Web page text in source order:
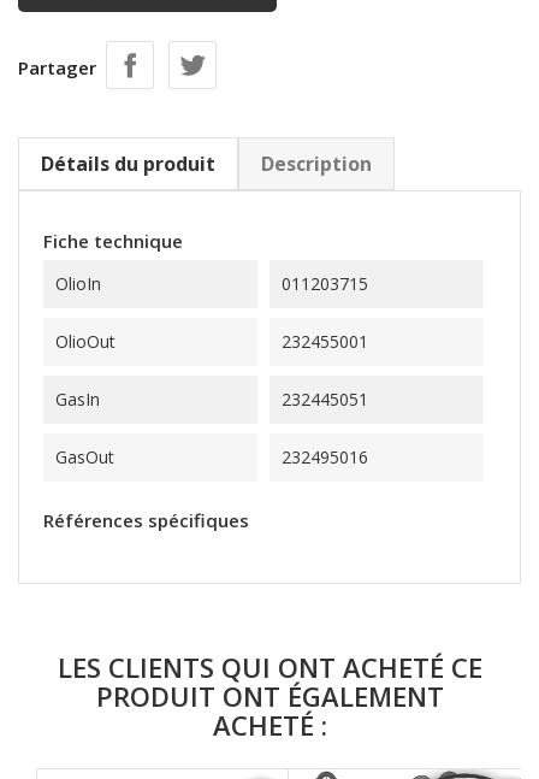
Partager
Détails du produit Description
Fiche technique
OlioIn 011203715
OlioOut 232455001
GasIn 232445051
GasOut 232495016
Références spécifiques
LES CLIENTS QUI ONT ACHETÉ CE
PRODUIT ONT ÉGALEMENT
ACHETÉ :